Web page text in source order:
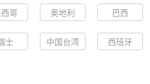
哥 奥地利 巴西
士 中国台湾 西班牙